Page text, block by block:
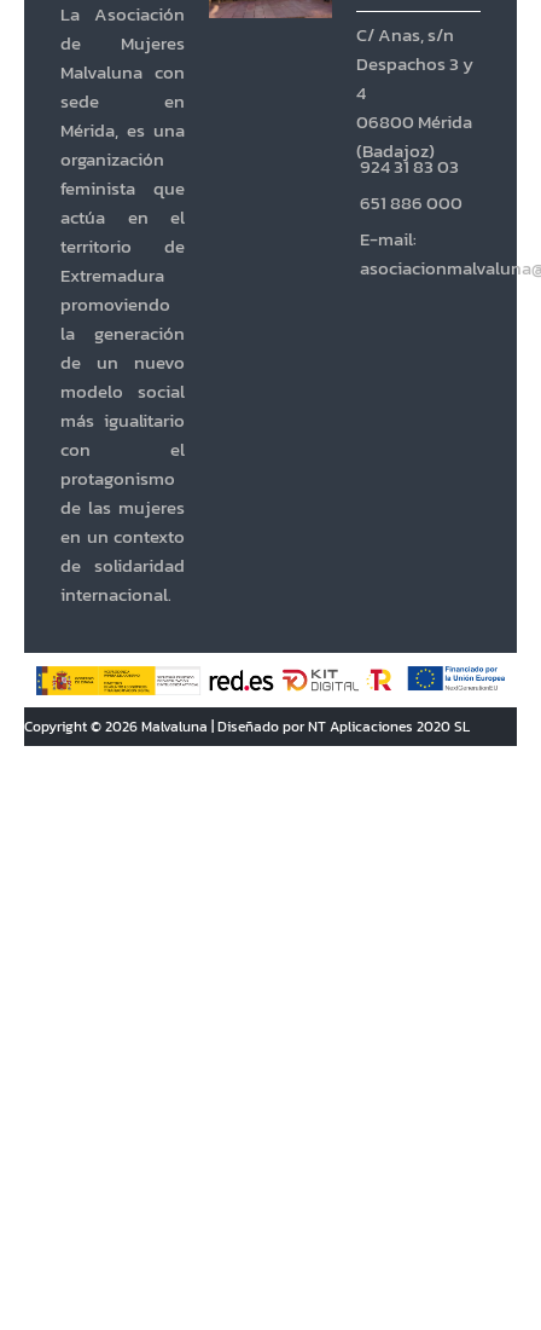
La Asociación
de Mujeres
Malvaluna con
sede en
Mérida, es una
organización
feminista que
actúa en el
territorio de
Extremadura
promoviendo
la generación
de un nuevo
modelo social
más igualitario
con el
protagonismo
de las mujeres
en un contexto
de solidaridad
internacional.
C/ Anas, s/n
Despachos 3 y
4
06800 Mérida
(Badajoz)
924 31 83 03
651 886 000
E-mail:
Copyright © 2026 Malvaluna | Diseñado por NT Aplicaciones 2020 SL